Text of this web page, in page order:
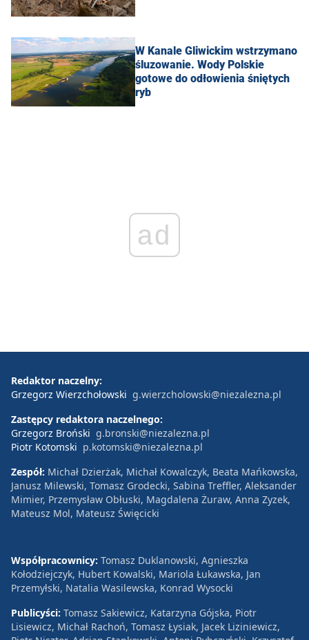
W Kanale Gliwickim wstrzymano
śluzowanie. Wody Polskie
gotowe do odłowienia śniętych
ryb
ad
Redaktor naczelny:
Grzegorz Wierzchołowski g.wierzcholowski@niezalezna.pl
Zastępcy redaktora naczelnego:
Grzegorz Broński g.bronski@niezalezna.pl
Piotr Kotomski p.kotomski@niezalezna.pl
Zespół: Michał Dzierżak, Michał Kowalczyk, Beata Mańkowska,
Janusz Milewski, Tomasz Grodecki, Sabina Treffler, Aleksander
Mimier, Przemysław Obłuski, Magdalena Żuraw, Anna Zyzek,
Mateusz Mol, Mateusz Święcicki
Współpracownicy: Tomasz Duklanowski, Agnieszka
Kołodziejczyk, Hubert Kowalski, Mariola Łukawska, Jan
Przemyłski, Natalia Wasilewska, Konrad Wysocki
Publicyści: Tomasz Sakiewicz, Katarzyna Gójska, Piotr
Lisiewicz, Michał Rachoń, Tomasz Łysiak, Jacek Liziniewicz,